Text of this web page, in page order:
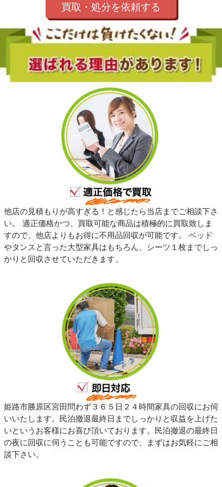
買取・処分を依頼する
他店の見積もりが高すぎる！と感じたら当店までご相談下さ
い。 適正価格かつ、買取可能な商品は積極的に買取致しま
すので、他店よりもお得に不用品回収が可能です。 ベッド
やタンスと言った大型家具はもちろん、シーツ１枚までしっ
かりと回収させていただきます。
姫路市勝原区宮田問わず３６５日２４時間家具の回収にお伺
いいたします。民泊撤退最終日までしっかりと収益を上げた
いというお客様にお喜び頂いております。民泊撤退の最終日
の夜に回収に伺うことも可能ですので、まずはお気軽にご相
談下さい。